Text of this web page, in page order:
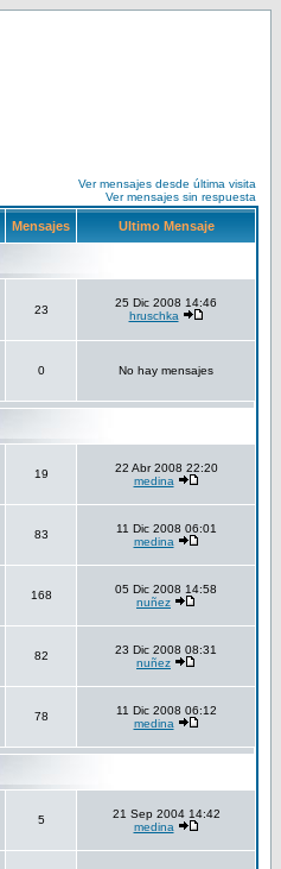
Ver mensajes desde última visita
Ver mensajes sin respuesta
Mensajes Ultimo Mensaje
23
25 Dic 2008 14:46
hruschka
0 No hay mensajes
19
22 Abr 2008 22:20
medina
83
11 Dic 2008 06:01
medina
168
05 Dic 2008 14:58
nuñez
82
23 Dic 2008 08:31
nuñez
78
11 Dic 2008 06:12
medina
5
21 Sep 2004 14:42
medina